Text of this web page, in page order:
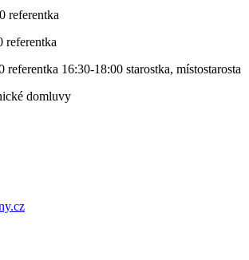
referentka
referentka
referentka 16:30-18:00 starostka, místostarosta
domluvy